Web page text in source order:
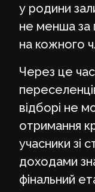
у родини
не менша за
на кожного
Через це
відборі не
отримання
учасники зі
доходами
фінальний